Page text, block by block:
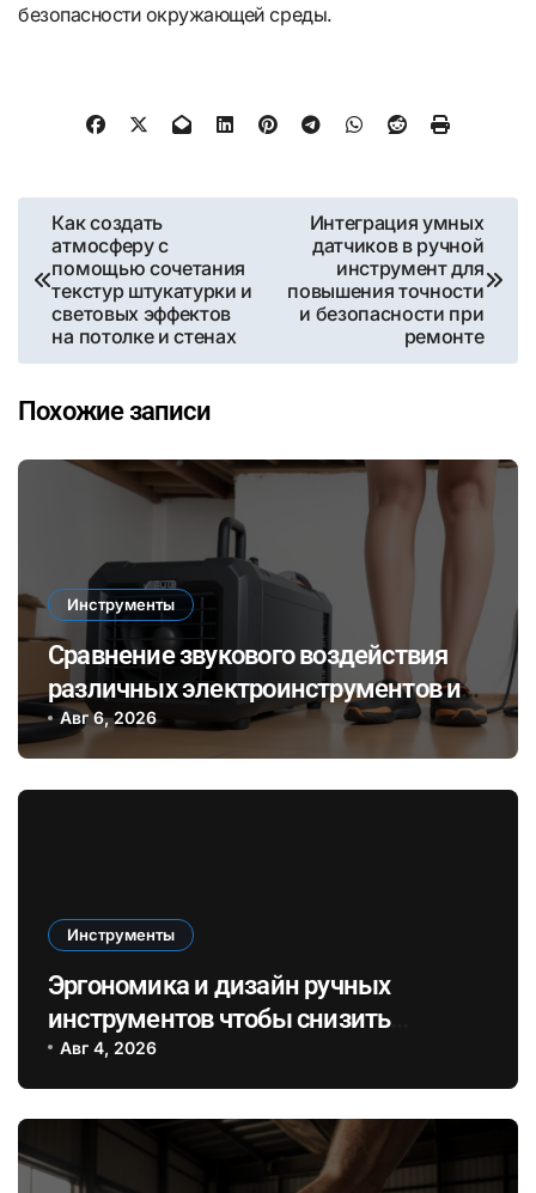
безопасности окружающей среды.
Навигация
записям
Как создать
атмосферу с
помощью сочетания
текстур штукатурки и
световых эффектов
на потолке и стенах
Интеграция умных
датчиков в ручной
инструмент для
повышения точности
и безопасности при
ремонте
Похожие записи
Инструменты
Сравнение звукового воздействия
различных электроинструментов и
его влияние на здоровье при ремонте
в закрытых помещениях
Авг 6, 2026
Инструменты
Эргономика и дизайн ручных
инструментов чтобы снизить
усталость и повысить
эффективность при длительных
ремонтах
Авг 4, 2026